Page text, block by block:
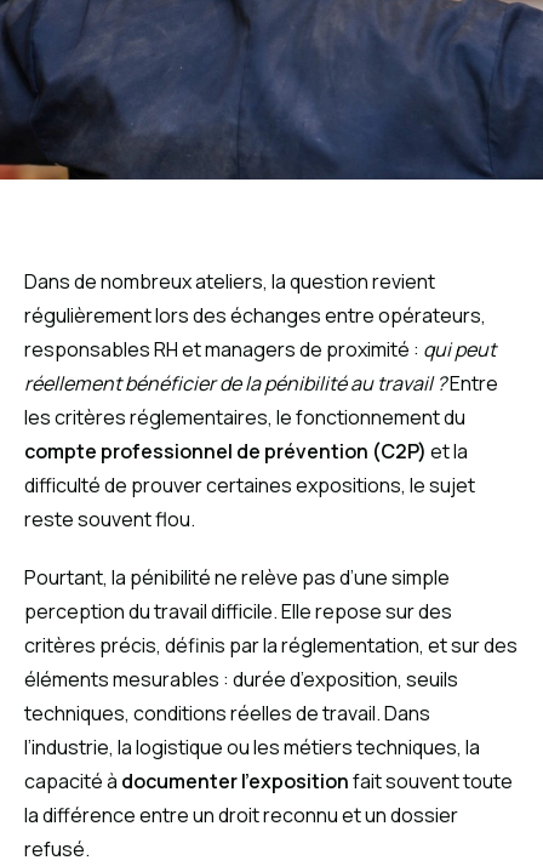
Dans de nombreux ateliers, la question revient
régulièrement lors des échanges entre opérateurs,
responsables RH et managers de proximité : qui peut
réellement bénéficier de la pénibilité au travail ?Entre
les critères réglementaires, le fonctionnement du
compte professionnel de prévention (C2P) et la
difficulté de prouver certaines expositions, le sujet
reste souvent flou.
Pourtant, la pénibilité ne relève pas d’une simple
perception du travail difficile. Elle repose sur des
critères précis, définis par la réglementation, et sur des
éléments mesurables : durée d’exposition, seuils
techniques, conditions réelles de travail. Dans
l’industrie, la logistique ou les métiers techniques, la
capacité à documenter l’expositionfait souvent toute
la différence entre un droit reconnu et un dossier
refusé.